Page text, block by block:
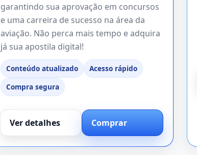
garantindo sua aprovação em concursos
e uma carreira de sucesso na área da
aviação. Não perca mais tempo e adquira
já sua apostila digital!
Conteúdo atualizado
Acesso rápido
Compra segura
Ver detalhes Comprar